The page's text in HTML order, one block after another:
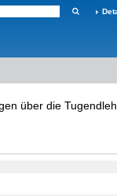
über die